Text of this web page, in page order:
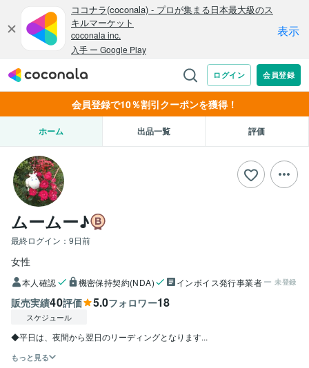
会員登録で10％割引クーポンを獲得！
ホーム 出品一覧 評価
ムームー♪
最終ログイン： 9日前
女性
本人確認 機密保持契約(NDA) インボイス発行事業者 未登録
販売実績40評価 5.0フォロワー18
スケジュール
◆平日は、夜間から翌日のリーディングとなります...
もっと見る